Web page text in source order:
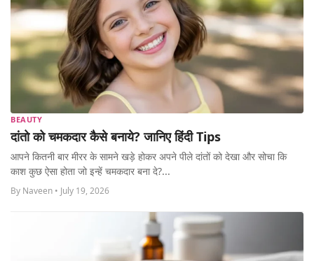
BEAUTY
दांतो को चमकदार कैसे बनाये? जानिए हिंदी Tips
आपने कितनी बार मीरर के सामने खड़े होकर अपने पीले दांतों को देखा और सोचा कि
काश कुछ ऐसा होता जो इन्हें चमकदार बना दे?...
By Naveen • July 19, 2026